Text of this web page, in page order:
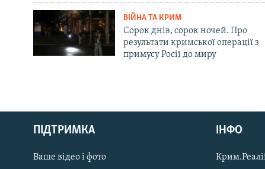
Русский
Qırımtatar
ДОЛУЧАЙСЯ!
ВІЙНА ТА КРИМ
Сорок днів, сорок ночей. Про
результати кримської операції з
примусу Росії до миру
ПІДТРИМКА
Ваше відео і фото
ІНФО